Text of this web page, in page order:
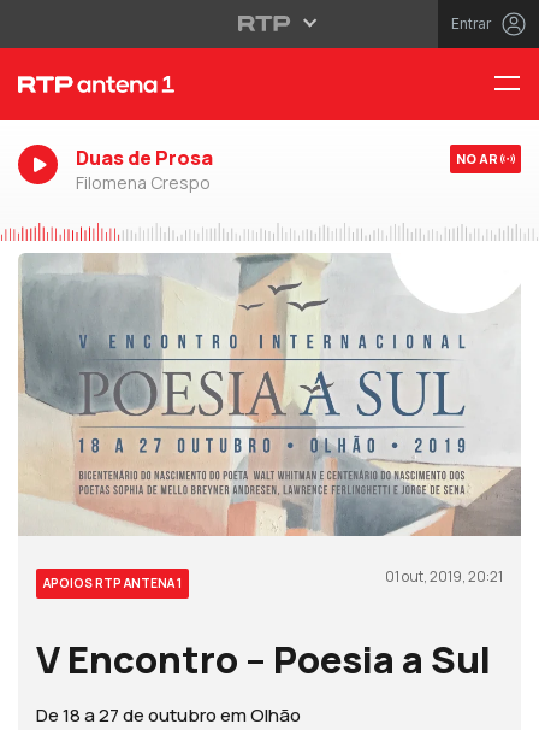
Entrar
Duas de Prosa
Filomena Crespo
NO AR
APOIOS RTP ANTENA 1 01 out, 2019, 20:21
V Encontro – Poesia a Sul
De 18 a 27 de outubro em Olhão